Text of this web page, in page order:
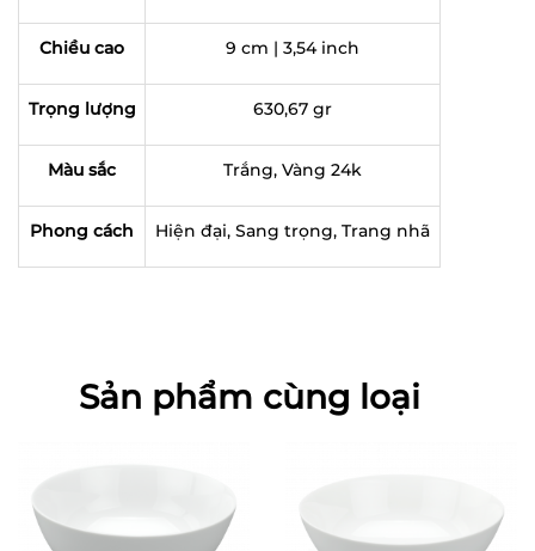
Chiều cao 9 cm | 3,54 inch
Trọng lượng 630,67 gr
Màu sắc Trắng, Vàng 24k
Phong cách Hiện đại, Sang trọng, Trang nhã
Sản phẩm cùng loại